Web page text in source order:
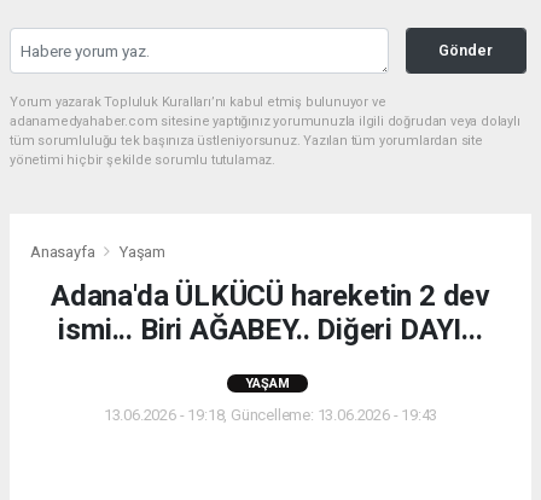
Gönder
Yorum yazarak Topluluk Kuralları’nı kabul etmiş bulunuyor ve
adanamedyahaber.com sitesine yaptığınız yorumunuzla ilgili doğrudan veya dolaylı
tüm sorumluluğu tek başınıza üstleniyorsunuz. Yazılan tüm yorumlardan site
yönetimi hiçbir şekilde sorumlu tutulamaz.
Anasayfa Yaşam
Adana'da ÜLKÜCÜ hareketin 2 dev
ismi... Biri AĞABEY.. Diğeri DAYI...
YAŞAM
13.06.2026 - 19:18, Güncelleme: 13.06.2026 - 19:43